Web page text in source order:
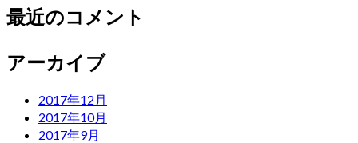
最近のコメント
アーカイブ
2017年12月
2017年10月
2017年9月